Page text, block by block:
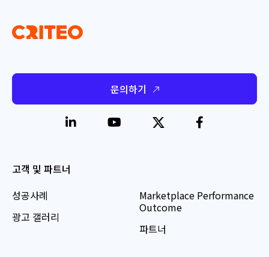
문의하기
고객 및 파트너
성공사례
광고 갤러리
Marketplace Performance
Outcome
파트너